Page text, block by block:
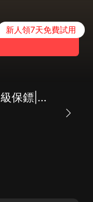
新人領7天免費試用
女總裁的貼身贅婿|超級保鏢|上門龍婿|AI